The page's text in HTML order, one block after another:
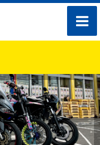
toggle